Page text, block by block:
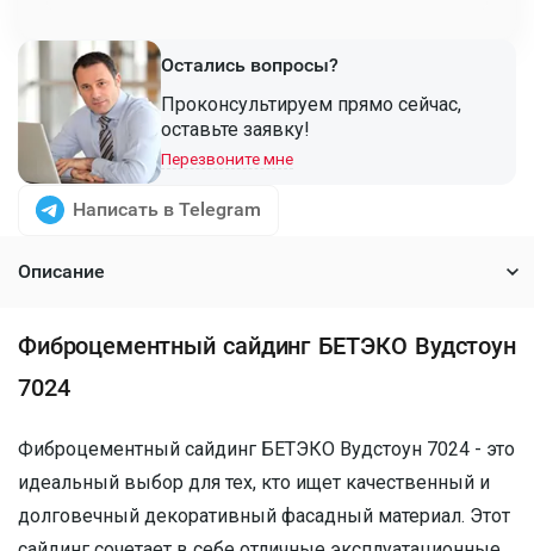
Остались вопросы?
Проконсультируем прямо сейчас,
оставьте заявку!
Перезвоните мне
Написать в Telegram
Описание
Фиброцементный сайдинг БЕТЭКО Вудстоун
7024
Фиброцементный сайдинг БЕТЭКО Вудстоун 7024 - это
идеальный выбор для тех, кто ищет качественный и
долговечный декоративный фасадный материал. Этот